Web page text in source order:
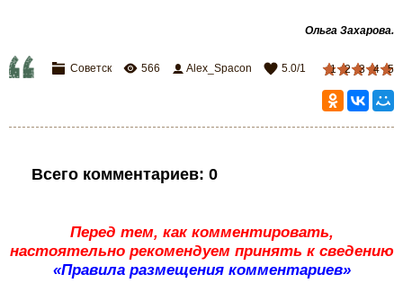
Ольга Захарова.
1 2 3 4 5
Советск 566 Alex_Spacon 5.0/1
Всего комментариев: 0
Перед тем, как комментировать,
настоятельно рекомендуем принять к сведению
«Правила размещения комментариев»